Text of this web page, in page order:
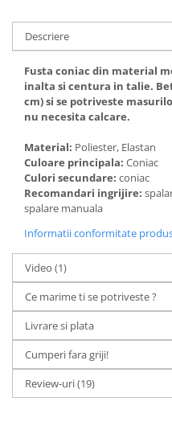
Descriere
Fusta coniac din material
inalta si centura in talie.
cm) si se potriveste
nu necesita calcare.
Material: Poliester, Elastan
Culoare principala: Coniac
Culori secundare: coniac
Recomandari ingrijire:
spalare manuala
Informatii conformitate
Video (1)
Ce marime ti se potriveste ?
Livrare si plata
Cumperi fara griji!
Review-uri(19)